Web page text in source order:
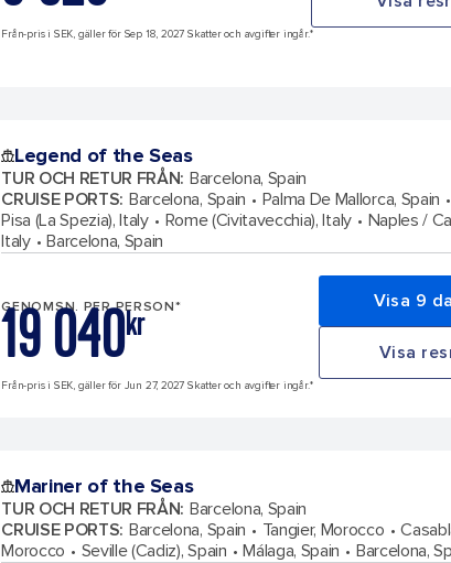
Från-pris i SEK, gäller för Sep 18, 2027 Skatter och avgifter ingår.*
Legend of the Seas
TUR OCH RETUR FRÅN: Barcelona, Spain
CRUISE PORTS: Barcelona, Spain Palma De Mallorca, Spain
Pisa (La Spezia), Italy
Rome (Civitavecchia), Italy
Naples /
Italy
Barcelona, Spain
GENOMSN. PER PERSON*
kr
19 040 Visa 9
Visa
Från-pris i SEK, gäller för Jun 27, 2027 Skatter och avgifter ingår.*
Mariner of the Seas
TUR OCH RETUR FRÅN: Barcelona, Spain
CRUISE PORTS: Barcelona, Spain Tangier, Morocco
Morocco
Seville (Cadiz), Spain Málaga, Spain Barcelona,